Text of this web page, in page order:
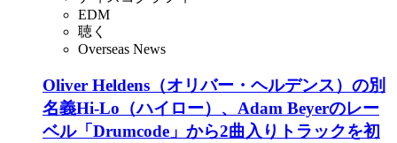
EDM
聴く
Overseas News
Oliver Heldens（オリバー・ヘルデンス）の別
名義Hi-Lo（ハイロー）、Adam Beyerのレー
ベル「Drumcode」から2曲入りトラックを初